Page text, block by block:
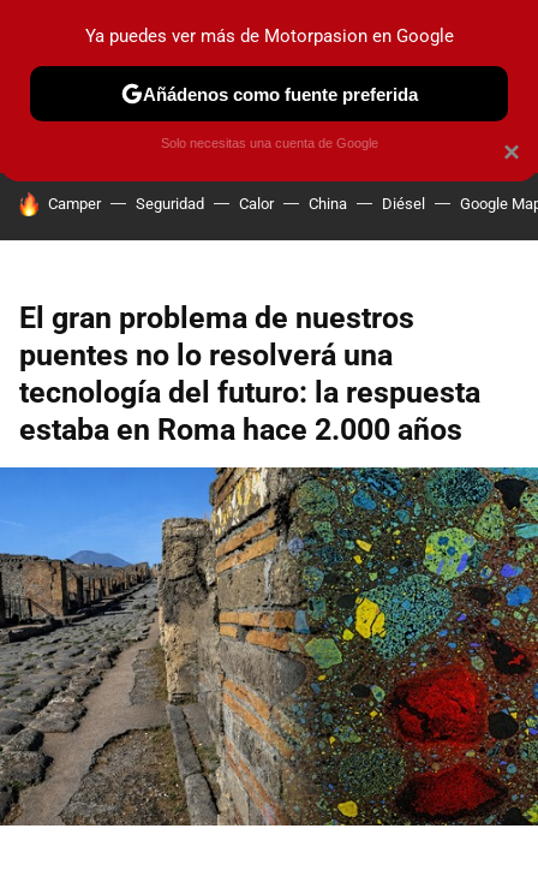
PRUEBAS COCHES ELÉCTRICOS OBSERVATORIO
HOY SE HABLA DE
Camper Seguridad Calor China Diésel Google
El gran problema de nuestros
puentes no lo resolverá una
tecnología del futuro: la respuesta
estaba en Roma hace 2.000 años
×
Ya puedes ver más de Motorpasion en Google
Añádenos como fuente preferida
Solo necesitas una cuenta de Google